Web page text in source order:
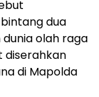
dua
olah raga
diserahkan
di Mapolda